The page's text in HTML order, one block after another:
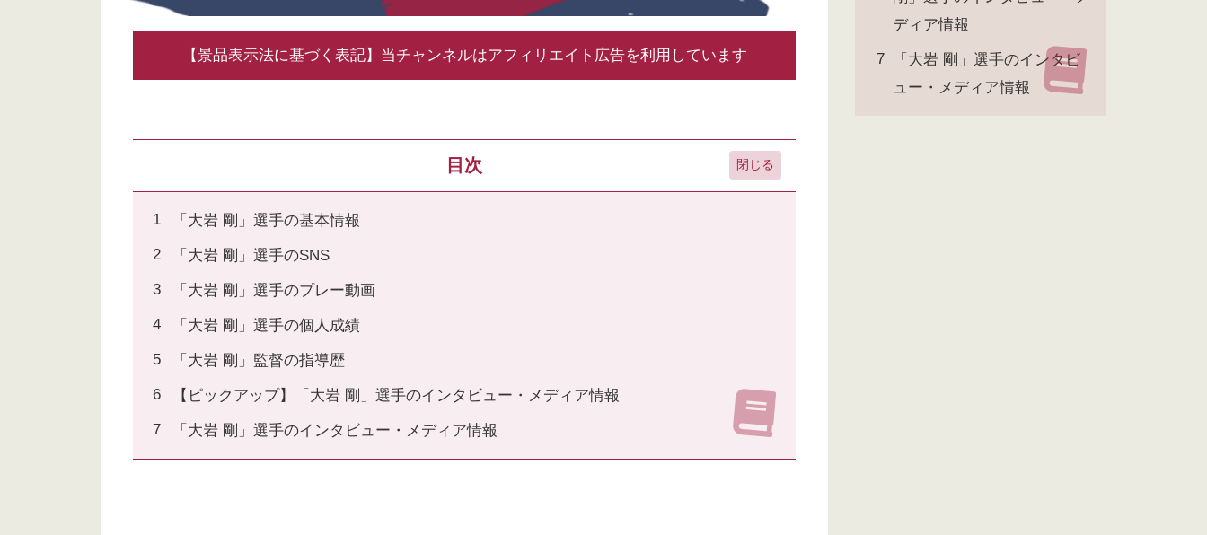
【景品表示法に基づく表記】当チャンネルはアフィリエイト広告を利用しています
目次
「大岩 剛」選手の基本情報
「大岩 剛」選手のSNS
「大岩 剛」選手のプレー動画
「大岩 剛」選手の個人成績
「大岩 剛」監督の指導歴
【ピックアップ】「大岩 剛」選手のインタビュー・メディア情報
「大岩 剛」選手のインタビュー・メディア情報
ディア情報
「大岩 剛」選手のインタビ
ュー・メディア情報